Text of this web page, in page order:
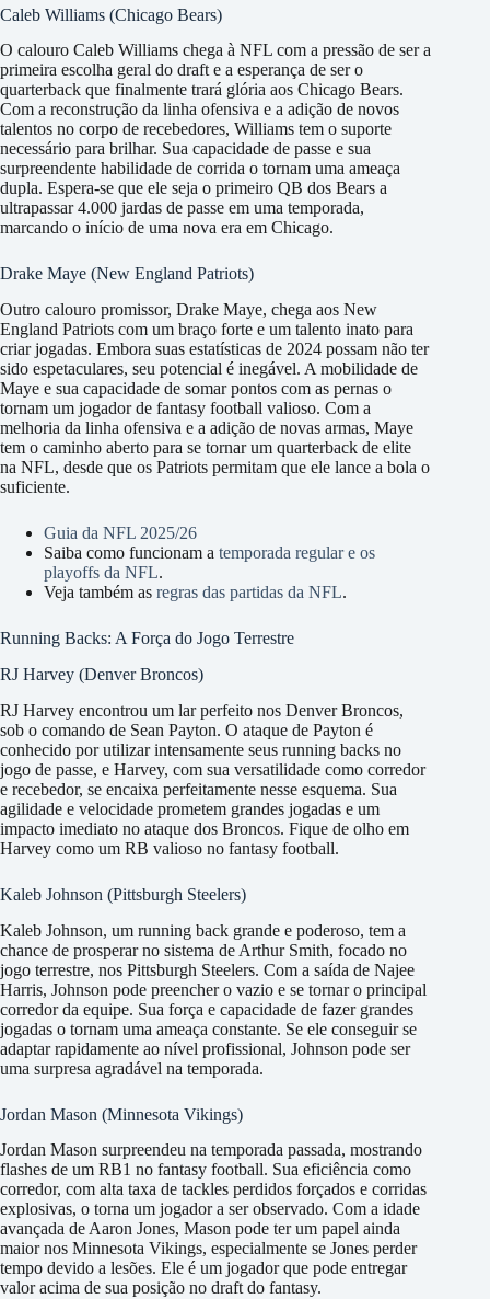
Caleb Williams (Chicago Bears)
O calouro Caleb Williams chega à NFL com a pressão de ser a
primeira escolha geral do draft e a esperança de ser o
quarterback que finalmente trará glória aos Chicago Bears.
Com a reconstrução da linha ofensiva e a adição de novos
talentos no corpo de recebedores, Williams tem o suporte
necessário para brilhar. Sua capacidade de passe e sua
surpreendente habilidade de corrida o tornam uma ameaça
dupla. Espera-se que ele seja o primeiro QB dos Bears a
ultrapassar 4.000 jardas de passe em uma temporada,
marcando o início de uma nova era em Chicago.
Drake Maye (New England Patriots)
Outro calouro promissor, Drake Maye, chega aos New
England Patriots com um braço forte e um talento inato para
criar jogadas. Embora suas estatísticas de 2024 possam não ter
sido espetaculares, seu potencial é inegável. A mobilidade de
Maye e sua capacidade de somar pontos com as pernas o
tornam um jogador de fantasy football valioso. Com a
melhoria da linha ofensiva e a adição de novas armas, Maye
tem o caminho aberto para se tornar um quarterback de elite
na NFL, desde que os Patriots permitam que ele lance a bola o
suficiente.
Guia da NFL 2025/26
Saiba como funcionam a temporada regular e os
playoffs da NFL.
Veja também as regras das partidas da NFL.
Running Backs: A Força do Jogo Terrestre
RJ Harvey (Denver Broncos)
RJ Harvey encontrou um lar perfeito nos Denver Broncos,
sob o comando de Sean Payton. O ataque de Payton é
conhecido por utilizar intensamente seus running backs no
jogo de passe, e Harvey, com sua versatilidade como corredor
e recebedor, se encaixa perfeitamente nesse esquema. Sua
agilidade e velocidade prometem grandes jogadas e um
impacto imediato no ataque dos Broncos. Fique de olho em
Harvey como um RB valioso no fantasy football.
Kaleb Johnson (Pittsburgh Steelers)
Kaleb Johnson, um running back grande e poderoso, tem a
chance de prosperar no sistema de Arthur Smith, focado no
jogo terrestre, nos Pittsburgh Steelers. Com a saída de Najee
Harris, Johnson pode preencher o vazio e se tornar o principal
corredor da equipe. Sua força e capacidade de fazer grandes
jogadas o tornam uma ameaça constante. Se ele conseguir se
adaptar rapidamente ao nível profissional, Johnson pode ser
uma surpresa agradável na temporada.
Jordan Mason (Minnesota Vikings)
Jordan Mason surpreendeu na temporada passada, mostrando
flashes de um RB1 no fantasy football. Sua eficiência como
corredor, com alta taxa de tackles perdidos forçados e corridas
explosivas, o torna um jogador a ser observado. Com a idade
avançada de Aaron Jones, Mason pode ter um papel ainda
maior nos Minnesota Vikings, especialmente se Jones perder
tempo devido a lesões. Ele é um jogador que pode entregar
valor acima de sua posição no draft do fantasy.